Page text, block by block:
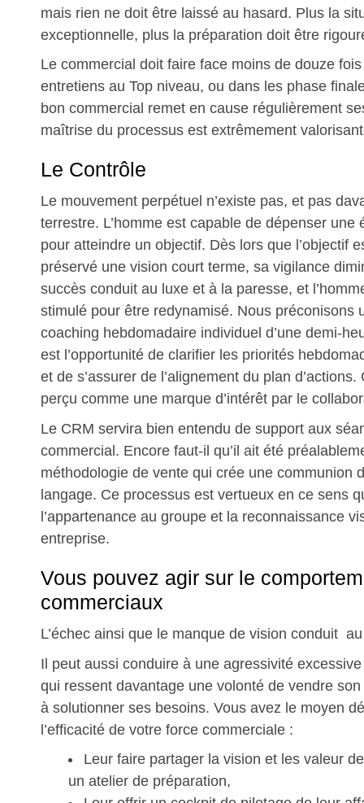
mais rien ne doit être laissé au hasard. Plus la
exceptionnelle, plus la préparation doit être
Le commercial doit faire face moins de douze
entretiens au Top niveau, ou dans les phase
bon commercial remet en cause régulièrement
maîtrise du processus est extrêmement
Le Contrôle
Le mouvement perpétuel n’existe pas, et pas
terrestre. L’homme est capable de dépenser une
pour atteindre un objectif. Dès lors que l’objectif
préservé une vision court terme, sa vigilance
succès conduit au luxe et à la paresse, et
stimulé pour être redynamisé. Nous préconisons
coaching hebdomadaire individuel d’une demi-
est l’opportunité de clarifier les priorités
et de s’assurer de l’alignement du plan
perçu comme une marque d’intérêt par le
Le CRM servira bien entendu de support aux
commercial. Encore faut-il qu’il ait été
méthodologie de vente qui crée une communion
langage. Ce processus est vertueux en ce sens
l’appartenance au groupe et la reconnaissance
entreprise.
Vous pouvez agir sur le
commerciaux
L’échec ainsi que le manque de vision conduit
Il peut aussi conduire à une agressivité
qui ressent davantage une volonté de vendre son
à solutionner ses besoins. Vous avez le moyen
l’efficacité de votre force commerciale :
Leur faire partager la vision et les valeur
un atelier de préparation,